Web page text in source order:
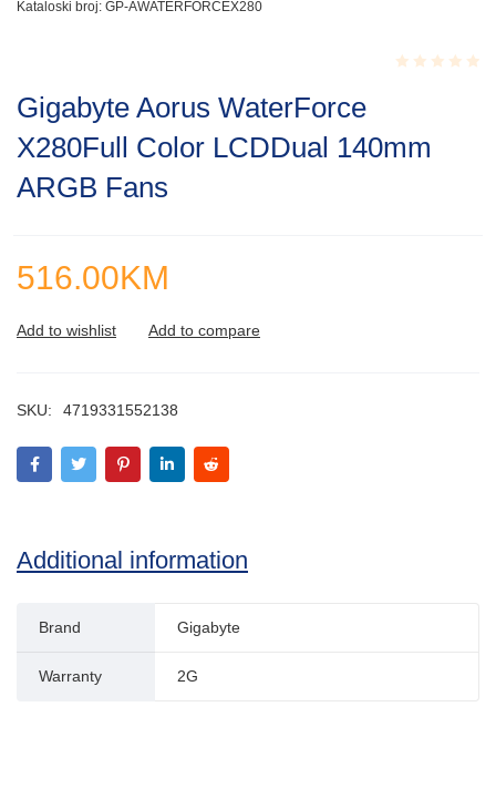
Kataloski broj: GP-AWATERFORCEX280
of
5
Gigabyte Aorus WaterForce
X280Full Color LCDDual 140mm
ARGB Fans
516.00KM
SKU: 4719331552138
Additional information
Brand Gigabyte
Warranty 2G